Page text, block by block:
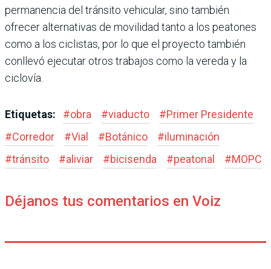
permanencia del tránsito vehicular, sino también
ofrecer alternativas de movilidad tanto a los peatones
como a los ciclistas, por lo que el proyecto también
conllevó ejecutar otros trabajos como la vereda y la
ciclovía.
Etiquetas: #obra #viaducto #Primer Presidente
#Corredor #Vial #Botánico #iluminación
#tránsito #aliviar #bicisenda #peatonal #MOPC
Déjanos tus comentarios en Voiz